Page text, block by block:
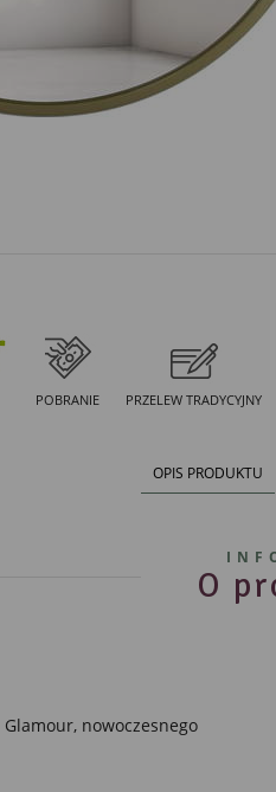
POBRANIE PRZELEW TRADYCYJNY
OPIS PRODUKTU
O
Glamour,nowoczesnego